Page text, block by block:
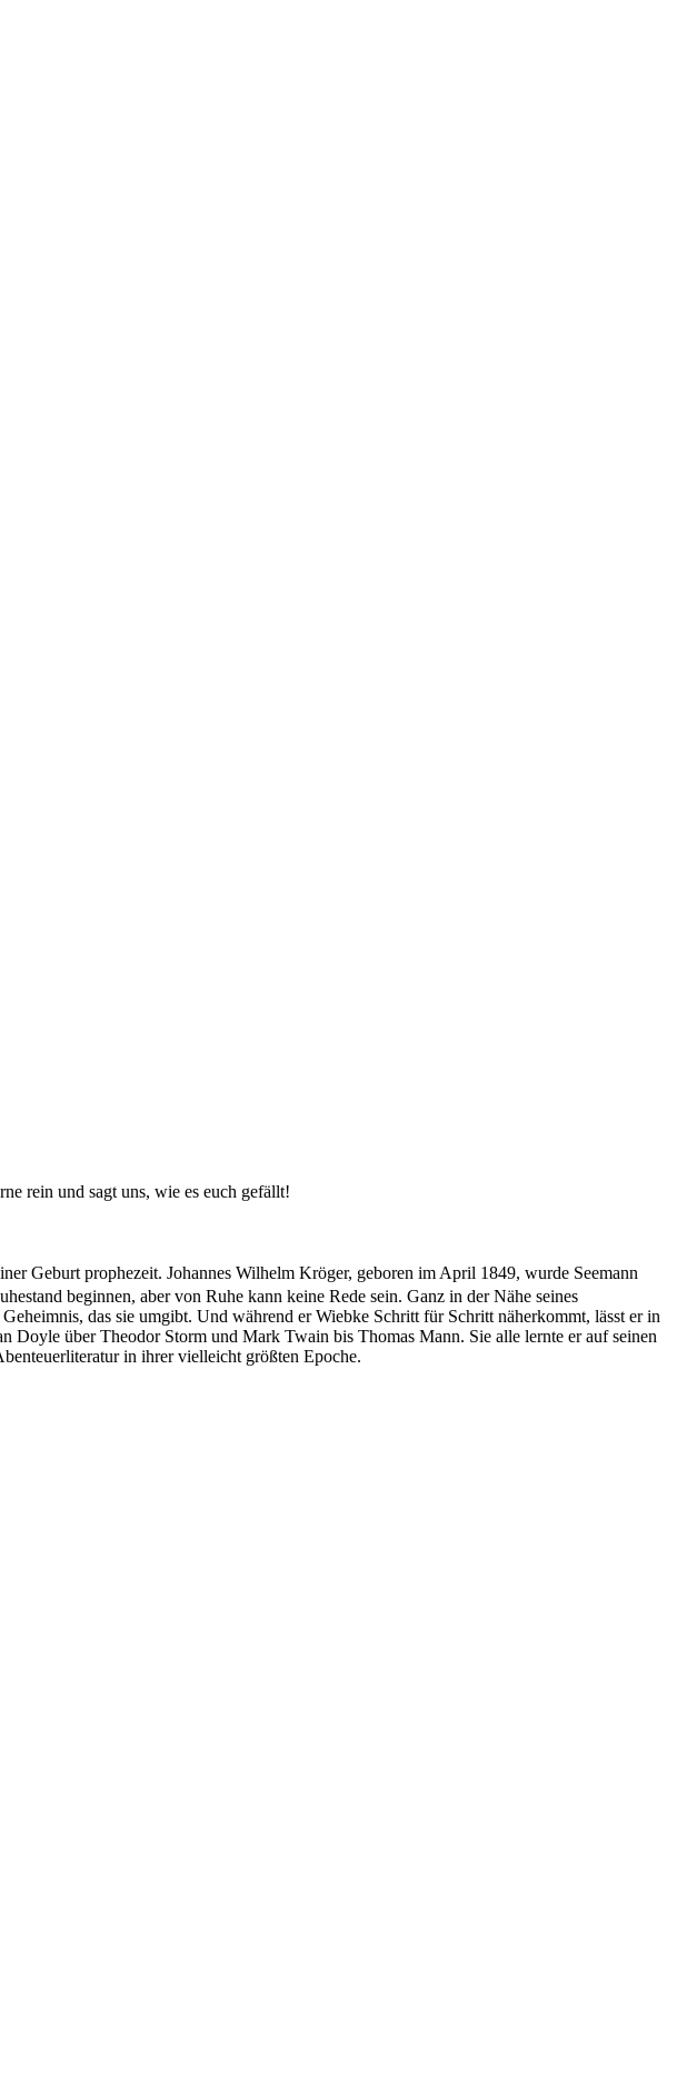
rein und sagt uns, wie es euch gefällt!
Geburt prophezeit. Johannes Wilhelm Kröger, geboren im April 1849, wurde Seemann
beginnen, aber von Ruhe kann keine Rede sein. Ganz in der Nähe seines
das sie umgibt. Und während er Wiebke Schritt für Schritt näherkommt, lässt er in
Doyle über Theodor Storm und Mark Twain bis Thomas Mann. Sie alle lernte er auf seinen
in ihrer vielleicht größten Epoche.